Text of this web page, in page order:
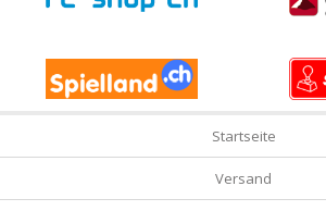
Startseite
Versand